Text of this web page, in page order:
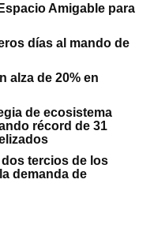
Amigable para
días al mando de
alza de 20% en
de ecosistema
récord de 31
tercios de los
demanda de